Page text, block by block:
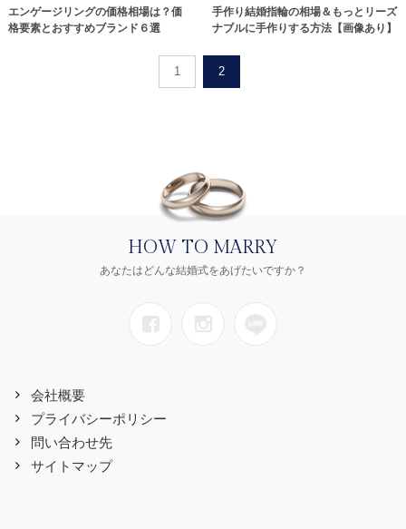
エンゲージリングの価格相場は？価
格要素とおすすめブランド６選
手作り結婚指輪の相場＆もっとリーズ
ナブルに手作りする方法【画像あり】
1 2
HOW TO MARRY
あなたはどんな結婚式をあげたいですか？
会社概要
プライバシーポリシー
問い合わせ先
サイトマップ